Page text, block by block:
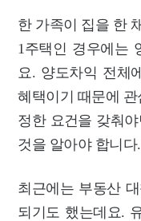
한 가족이 집을 한
1주택인 경우에는
요. 양도차익 전체
혜택이기 때문에
정한 요건을 갖춰
것을 알아야 합니다.
최근에는 부동산
되기도 했는데요.